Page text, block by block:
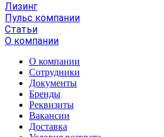
Лизинг
Пульс компании
Статьи
О компании
О компании
Сотрудники
Документы
Бренды
Реквизиты
Вакансии
Доставка